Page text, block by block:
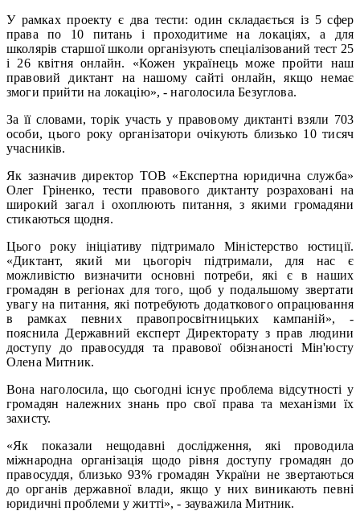
У рамках проекту є два тести: один складається із 5 сфер
права по 10 питань і проходитиме на локаціях, а для
школярів старшої школи організують спеціалізований тест 25
і 26 квітня онлайн. «Кожен українець може пройти наш
правовий диктант на нашому сайті онлайн, якщо немає
змоги прийти на локацію», - наголосила Безуглова.
За її словами, торік участь у правовому диктанті взяли 703
особи, цього року організатори очікують близько 10 тисяч
учасників.
Як зазначив директор ТОВ «Експертна юридична служба»
Олег Гріненко, тести правового диктанту розраховані на
широкий загал і охоплюють питання, з якими громадяни
стикаються щодня.
Цього року ініціативу підтримало Міністерство юстиції.
«Диктант, який ми цьогоріч підтримали, для нас є
можливістю визначити основні потреби, які є в наших
громадян в регіонах для того, щоб у подальшому звертати
увагу на питання, які потребують додаткового опрацювання
в рамках певних правопросвітницьких кампаній», -
пояснила Державний експерт Директорату з прав людини
доступу до правосуддя та правової обізнаності Мін'юсту
Олена Митник.
Вона наголосила, що сьогодні існує проблема відсутності у
громадян належних знань про свої права та механізми їх
захисту.
«Як показали нещодавні дослідження, які проводила
міжнародна організація щодо рівня доступу громадян до
правосуддя, близько 93% громадян України не звертаються
до органів державної влади, якщо у них виникають певні
юридичні проблеми у житті», - зауважила Митник.